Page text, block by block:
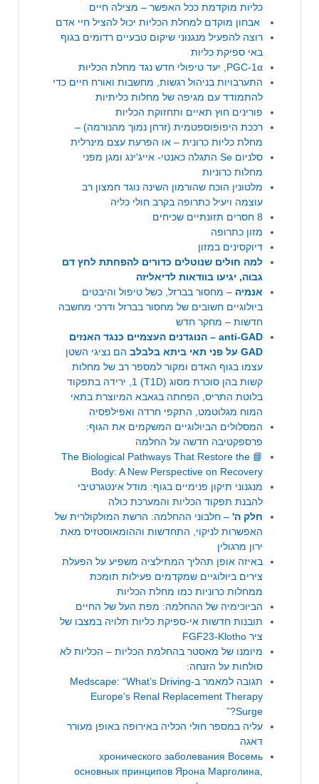
כליות מוקדמת ככל האפשר – מצילה חיים
אבחון מוקדם למחלת הכליות יכול להציל חיי אדם
רוצה להפעיל מנגנוני שיקום טבעיים רדומים בגוף
באי ספיקת כליות
PGC-1α, יעד טיפולי חדש נגד מחלת הכליות
התערבויות בניהול רגשות, מחשבות ואורח חיים כדי
להתמודד עם מגיפה של מחלות כליתיות
פורינים חוץ תאיים ותחזוקת הכליות
רככת היפופוספטמית (זרחן נמוך מהנורמה) –
מחלת כליות כרונית – או הפרעת עצם מינרלית
סלניום Se התגלה כאנטי- אייג'ינג ומגן מפני
מחלות כרוניות
מלטונין הוכח שהורמון השינה נוגד חמצון רב
עוצמה ויעיל כתרופה בקרב חולי כליה
8 חסרים תזונתיים שכיחים
מזון כתרופה
דיוקסינים במזון
למה חולים שנוטלים כדורים להפחתת לחץ דם
גבוה, יגיעו בוודאות לדיאליזה
אנמיה – מחסור בברזל, כשל טיפול והיבטים
ביולוגיים חשובים של מחסור בברזל ודרכי מחשבה
חדשות – מחקר חדש
anti-GAD – הנוגדנים העצמיים כנגד האנזים
GAD על פני תאי ביתא בלבלב
הם נציגי השטן
עצמו בגוף האדם ומקור למספר רב של מחלות
קשות בהן סוכרת מסוג (T1D) 1, ירידה בתפקוד
בלוטת התריס, הפחתה בגאבא המיוצרת בתאי
המוח מגלוטמט, התקפי חרדה ואפילפסיה
המסלולים הביולוגיים המשקמים את הגוף:
פרספקטיבה חדשה על החלמה
📘 The Biological Pathways That Restore the
Body: A New Perspective on Recovery
מנגנוני תיקון פנימיים בגוף: מודל אינטגרטיבי
להבנת תפקוד הכליות והמערכת כולה
חלק ה'– חלבוני ההחלמה: הרשת המולקולרית של
האפשרות לניקוי, התחדשות וההומאוסטזיס מאת
ירון מרגולין
באיזה אופן תהליך המתילציה משפיע על הפעלת
צירים ביולוגיים שמקדמים פעילות תומכת
ממחלות כרוניות כמו מחלת הכליות
הביוכימיה של ההחלמה: מפת העל של החיים
תובנות חדשות אי-ספיקת כליות תלויה במצבו של
ציר FGF23-Klotho
מיומנו של מאסטר בהחלמת הכליות – הכליות לא
סולחות על הזנחה:
תגובה למאמר ב-Medscape: “What’s Driving
Europe’s Renal Replacement Therapy
Surge?”
עליה במספר חולי הכליה באירופה באופן מעורר
דאגה
хронического заболевания Восемь
основных принципов Ярона Марголина,